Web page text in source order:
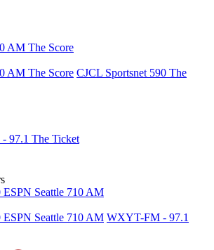
AM The Score
AM The Score CJCL Sportsnet 590 The
97.1 The Ticket
Seattle 710 AM
Seattle 710 AM WXYT-FM - 97.1